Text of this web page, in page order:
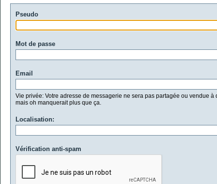
Pseudo
Mot de passe
Email
Vie privée: Votre adresse de messagerie ne sera pas partagée ou vendue à
mais oh manquerait plus que ça.
Localisation:
Vérification anti-spam